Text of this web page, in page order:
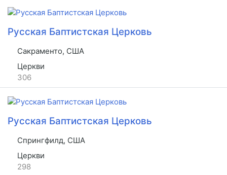
Русская Баптистская Церковь
Сакраменто, США
Церкви
306
Русская Баптистская Церковь
Спрингфилд, США
Церкви
298